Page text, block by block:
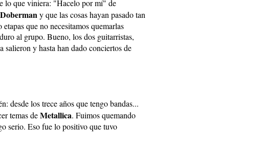
lo que viniera: "Hacelo por mí" de
Dobermany que las cosas hayan pasado tan
que no necesitamos quemarlas
al grupo. Bueno, los dos guitarristas,
salieron y hasta han dado conciertos de
desde los trece años que tengo bandas...
temas deMetallica. Fuimos quemando
serio. Eso fue lo positivo que tuvo